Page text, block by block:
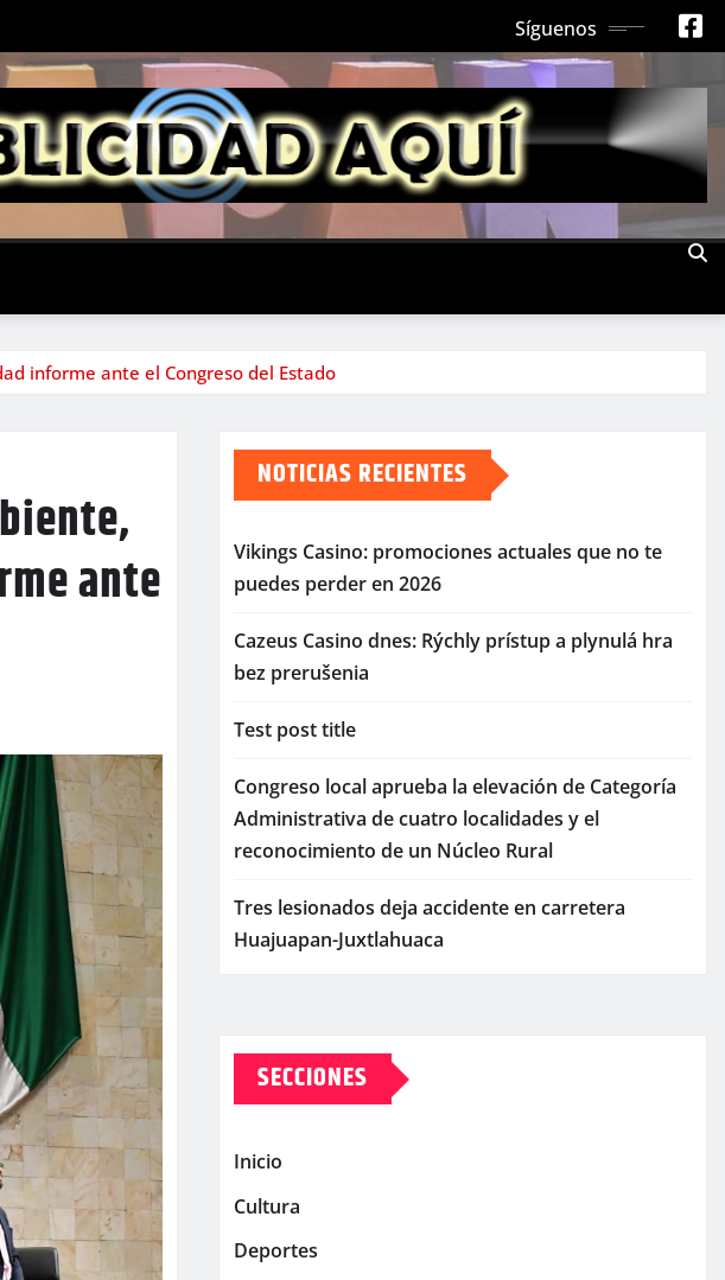
Síguenos
informe ante el Congreso del Estado
ante
NOTICIAS RECIENTES
Vikings Casino: promociones actuales que no te
puedes perder en 2026
Cazeus Casino dnes: Rýchly prístup a plynulá hra
bez prerušenia
Test post title
Congreso local aprueba la elevación de Categoría
Administrativa de cuatro localidades y el
reconocimiento de un Núcleo Rural
Tres lesionados deja accidente en carretera
Huajuapan-Juxtlahuaca
SECCIONES
Inicio
Cultura
Deportes